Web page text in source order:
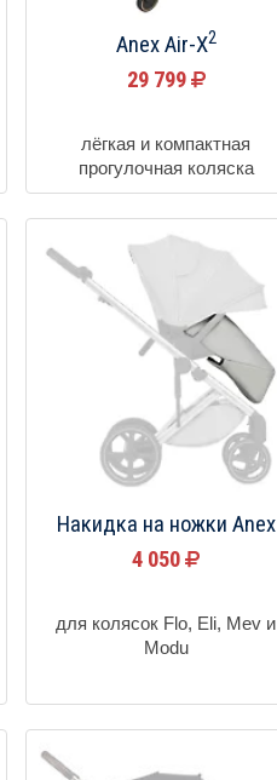
Anex Air-X2
29 799
лёгкая и компактная
прогулочная коляска
Накидка на ножки Anex
4 050
для колясок Flo, Eli, Mev и
Modu